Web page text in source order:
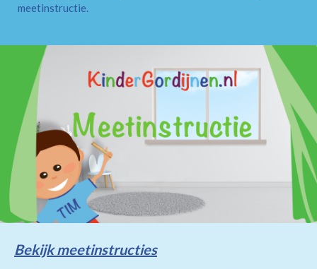
meetinstructie.
Bekijk meetinstructies